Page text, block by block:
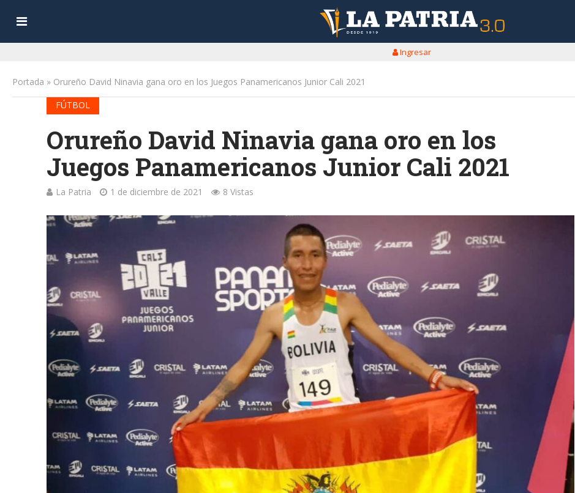
Ingresar
Portada » Orureño David Ninavia gana oro en los Juegos Panamericanos Junior Cali 2021
FÚTBOL
Orureño David Ninavia gana oro en los
Juegos Panamericanos Junior Cali 2021
La Patria 1 de diciembre de 2021 8 Vistas